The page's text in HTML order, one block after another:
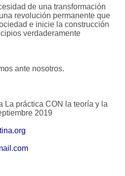
de una transformación
revolución permanente que
e inicie la construcción
verdaderamente
ante nosotros.
La práctica CON la teoría y la
2019